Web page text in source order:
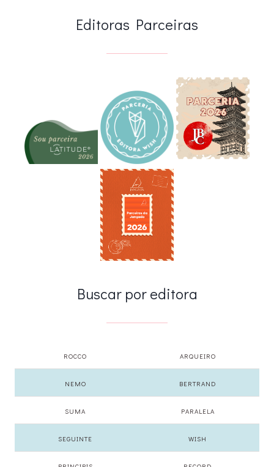
Editoras Parceiras
Buscar por editora
ROCCO ARQUEIRO
NEMO BERTRAND
SUMA PARALELA
SEGUINTE WISH